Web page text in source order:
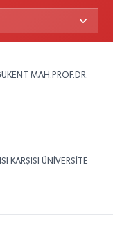
MAH.PROF.DR.
KARŞISI ÜNİVERSİTE